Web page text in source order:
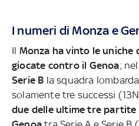
I numeri di Monza e
Il Monza ha vinto le uniche
giocate contro il Genoa;
Serie B la squadra
solamente tre successi
due delle ultime tre partite